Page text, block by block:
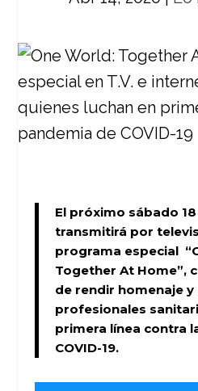
El próximo sábado
transmitirá por
programa especial
Together At Home”,
de rendir homenaje
profesionales
primera línea contra
COVID-19.